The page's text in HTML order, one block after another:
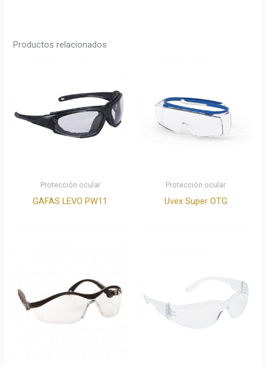
Productos relacionados
Protección ocular
GAFAS LEVO PW11
Protección ocular
Uvex Super OTG